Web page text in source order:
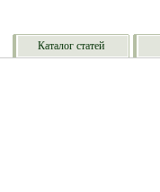
Каталог статей